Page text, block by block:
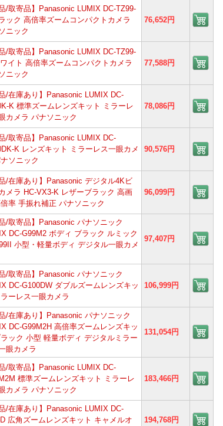
品/取寄品】Panasonic LUMIX DC-TZ99-
ック 高倍率ズームコンパクトカメラ
ニック
76,652円
品/取寄品】Panasonic LUMIX DC-TZ99-
イト 高倍率ズームコンパクトカメラ
ニック
77,588円
品/在庫あり】Panasonic LUMIX DC-
K 標準ズームレンズキット ミラーレ
カメラ パナソニック
78,086円
品/取寄品】Panasonic LUMIX DC-
K レンズキット ミラーレス一眼カメ
ソニック
90,576円
品/在庫あり】Panasonic デジタル4Kビ
メラ HC-VX3-K レザーブラック 高画
率 手振れ補正 パナソニック
96,099円
品/取寄品】Panasonic パナソニック
DC-G99M2 ボディ ブラック ルミック
小型・軽量ボディ デジタル一眼カメ
97,407円
品/取寄品】Panasonic パナソニック
DC-G100DW ダブルズームレンズキッ
ラーレス一眼カメラ
106,999円
品/在庫あり】Panasonic パナソニック
DC-G99M2H 高倍率ズームレンズキッ
ラック 小型 軽量ボディ デジタルミラー
眼カメラ
131,054円
品/取寄品】Panasonic LUMIX DC-
標準ズームレンズキット ミラーレ
カメラ パナソニック
183,466円
品/在庫あり】Panasonic LUMIX DC-
広角ズームレンズキット キャメルオ
194,768円